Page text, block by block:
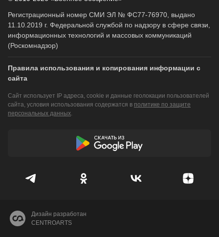
Регистрационный номер СМИ ЭЛ № ФС77-76970, выдано
11.10.2019 г. Федеральной службой по надзору в сфере связи,
информационных технологий и массовых коммуникаций
(Роскомнадзор)
Правила использования и копирования информации с
сайта
Сайт использует IP адреса, cookie и данные геолокации пользователей
сайта, условия использования содержатся в политике по защите
персональных данных.
Дизайн разработан
CENTROARTS